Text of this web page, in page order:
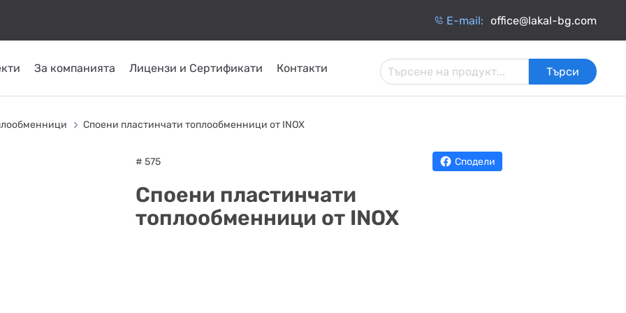
Е-mail: office@lakal-bg.com
ГОРЕЛКИ
INOX
СЛЪНЧЕВИ
СИСТЕМИ
ПЛАСТИНЧАТИ
За компанията Лицензи и Сертификати Контакти Търси
Споени пластинчати топлообменници от INOX
# 575 Сподели
Споени пластинчати
топлообменници от INOX